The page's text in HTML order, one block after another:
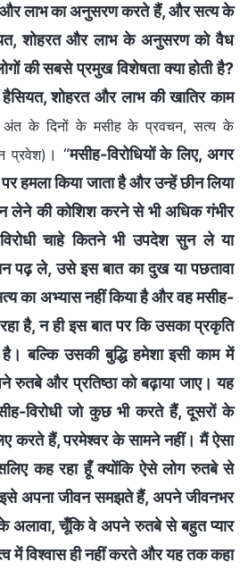
और लाभ का अनुसरण करते हैं, और सत्य के
शोहरत और लाभ के अनुसरण को वैध
की सबसे प्रमुख विशेषता क्या होती है?
शोहरत और लाभ की खातिर काम
के दिनों के मसीह के प्रवचन, सत्य के
प्रवेश) । “मसीह-विरोधियों के लिए, अगर
हमला किया जाता है और उन्हें छीन लिया
लेने की कोशिश करने से भी अधिक गंभीर
चाहे कितने भी उपदेश सुन ले या
पढ़ ले, उसे इस बात का दुख या पछतावा
का अभ्यास नहीं किया है और वह मसीह-
रहा है, न ही इस बात पर कि उसका प्रकृति
है। बल्कि उसकी बुद्धि हमेशा इसी काम में
रुतबे और प्रतिष्ठा को बढ़ाया जाए। यह
विरोधी जो कुछ भी करते हैं, दूसरों के
करते हैं, परमेश्वर के सामने नहीं। मैं ऐसा
कह रहा हूँ क्योंकि ऐसे लोग रुतबे से
इसे अपना जीवन समझते हैं, अपने जीवनभर
अलावा, चूँकि वे अपने रुतबे से बहुत प्यार
में विश्वास ही नहीं करते और यह तक कहा